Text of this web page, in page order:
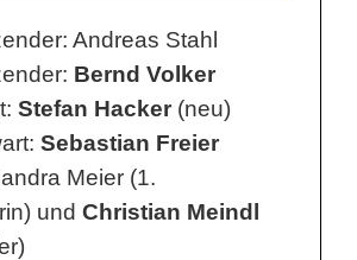
Andreas Stahl
Bernd Volker
Stefan Hacker (neu)
Sebastian Freier
Meier (1.
und Christian Meindl